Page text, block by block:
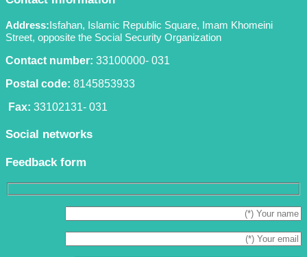
Address:Isfahan, Islamic Republic Square, Imam Khomeini
Street, opposite the Social Security Organization
Contact number: 33100000- 031
Postal code: 8145853933
Fax: 33102131- 031
Social networks
Feedback form